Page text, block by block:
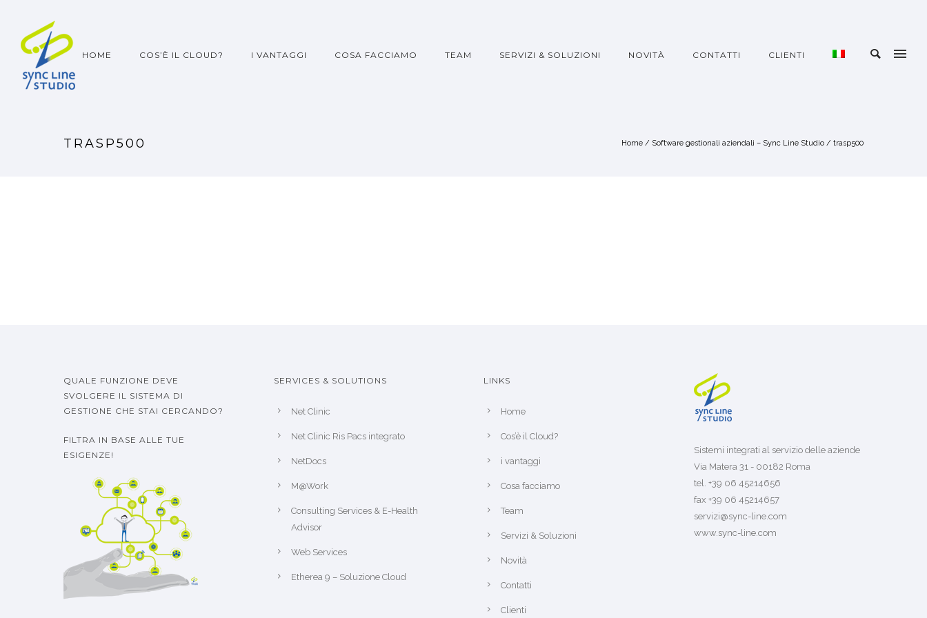
HOME COS’È IL CLOUD? I VANTAGGI COSA FACCIAMO TEAM SERVIZI & SOLUZIONI NOVITÀ CONTATTI CLIENTI
TRASP500 Home / Software gestionali aziendali – Sync Line Studio / trasp500
QUALE FUNZIONE DEVE
SVOLGERE IL SISTEMA DI
GESTIONE CHE STAI CERCANDO?
FILTRA IN BASE ALLE TUE
ESIGENZE!
SERVICES & SOLUTIONS
Net Clinic
Net Clinic Ris Pacs integrato
NetDocs
M@Work
Consulting Services & E-Health
Advisor
Web Services
Etherea 9 – Soluzione Cloud
LINKS
Home
Cos’è il Cloud?
i vantaggi
Cosa facciamo
Team
Servizi & Soluzioni
Novità
Contatti
Clienti
Sistemi integrati al servizio delle aziende
Via Matera 31 - 00182 Roma
tel. +39 06 45214656
fax +39 06 45214657
servizi@sync-line.com
www.sync-line.com